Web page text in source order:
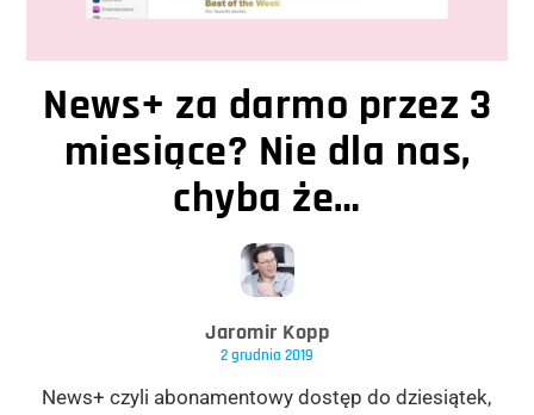
News+ za darmo przez 3
miesiące? Nie dla nas,
chyba że…
Jaromir Kopp
2 grudnia 2019
News+ czyli abonamentowy dostęp do dziesiątek,